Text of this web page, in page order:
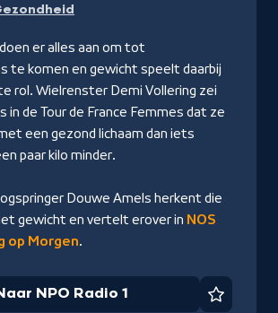
er alles aan om tot
te komen en gewicht speelt daarbij
rol. Wielrenster Demi Vollering zei
in de Tour de France Femmes dat ze
een gezond lichaam dan iets
paar kilo minder.
Douwe Amels herkent die
gewicht en vertelt erover in NOS
op Morgen.
NPO Radio 1